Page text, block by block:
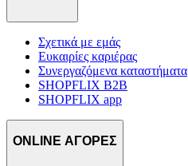
Σχετικά με εμάς
Ευκαιρίες καριέρας
Συνεργαζόμενα καταστήματα
SHOPFLIX B2B
SHOPFLIX app
ONLINE ΑΓΟΡΕΣ